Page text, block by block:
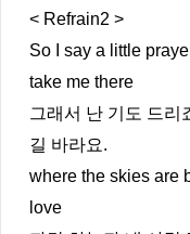
< Refrain2 >
So I say a little
take me there
그래서 난 기도 드리
길 바라요.
where the skies are
love